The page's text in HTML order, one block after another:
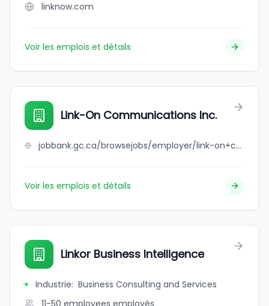
linknow.com
Voir les emplois et détails
Link-On Communications Inc.
jobbank.gc.ca/browsejobs/employer/link-on+communications+inc./ca
Voir les emplois et détails
Linkor Business Intelligence
Industrie: Business Consulting and Services
11-50 employees employés